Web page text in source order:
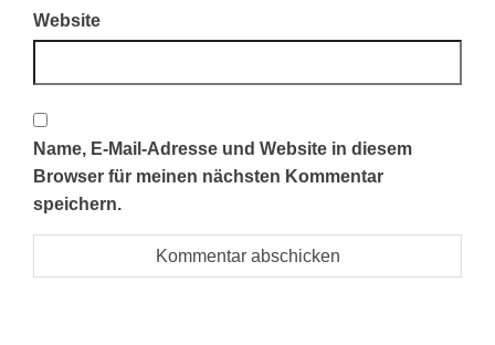
Website
Name, E-Mail-Adresse und Website in diesem
Browser für meinen nächsten Kommentar
speichern.